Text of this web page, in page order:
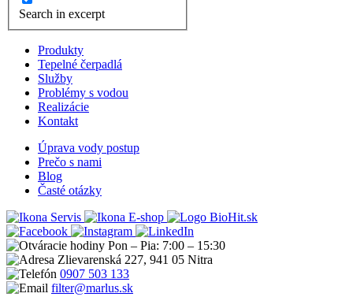
Search in excerpt
Produkty
Tepelné čerpadlá
Služby
Problémy s vodou
Realizácie
Kontakt
Úprava vody postup
Prečo s nami
Blog
Časté otázky
Servis
E-shop
Pon – Pia: 7:00 – 15:30
Zlievarenská 227, 941 05 Nitra
0907 503 133
filter@marlus.sk